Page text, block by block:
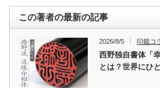
この著者の最新の記事
2026/8/5 印鑑コ
西野独自書体「
とは？世界にひ